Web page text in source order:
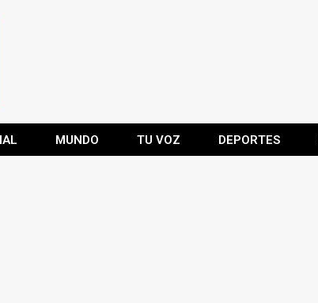
MUNDO TU VOZ DEPORTES